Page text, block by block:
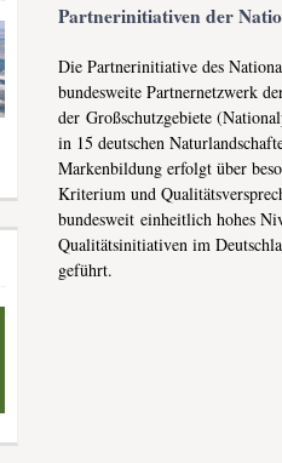
Partnerinitiativen der
Die Partnerinitiative des
bundesweite Partnernetzwerk
der Großschutzgebiete
in 15 deutschen
Markenbildung erfolgt über
Kriterium und
bundesweit einheitlich hohes
Qualitätsinitiativen im
geführt.